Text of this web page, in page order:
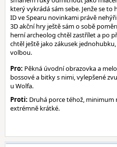
který vykrádá sám sebe. Jenže se
ID ve Spearu novinkami právě
3D akční hry ještě sám o sobě
herní archeolog chtěl zastřílet a po
chtěl ještě jako zákusek
volbou.
Pro: Pěkná úvodní obrazovka a
bossové a bitky s nimi, vylepšené
u Wolfa.
Proti: Druhá porce téhož, minimum
extrémně krátké.